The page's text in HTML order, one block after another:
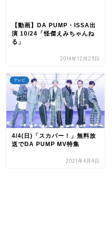
【動画】DA PUMP・ISSA出
演 10/24「怪傑えみちゃんね
る」
2014年12月23日
テレビ
4/4(日)「スカパー！」無料放
送でDA PUMP MV特集
2021年4月4日